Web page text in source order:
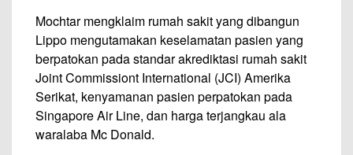
Mochtar mengklaim rumah sakit yang dibangun
Lippo mengutamakan keselamatan pasien yang
berpatokan pada standar akrediktasi rumah sakit
Joint Commissiont International (JCI) Amerika
Serikat, kenyamanan pasien perpatokan pada
Singapore Air Line, dan harga terjangkau ala
waralaba Mc Donald.